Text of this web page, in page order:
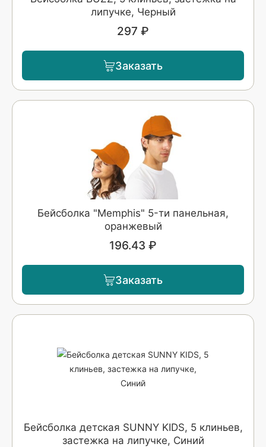
липучке, Черный
297 ₽
Заказать
Бейсболка "Memphis" 5-ти панельная,
оранжевый
196.43 ₽
Заказать
Бейсболка детская SUNNY KIDS, 5 клиньев,
застежка на липучке, Синий